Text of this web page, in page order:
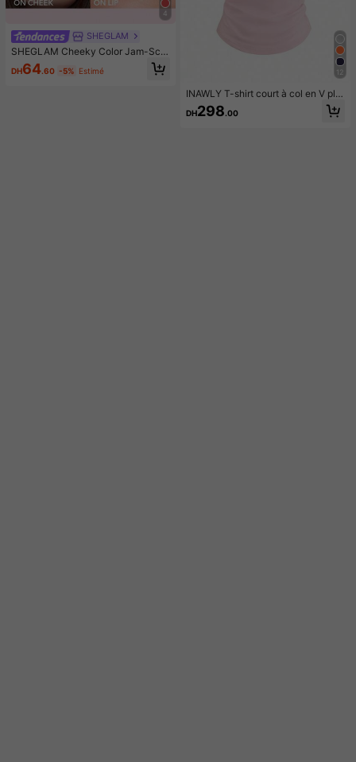
4
SHEGLAM
SHEGLAM Cheeky Color Jam-Scar
let Sunset Rouge Marque De Beaut
é CosméTique Maquillage Pour Fe
DH64.60 -5% Estimé 12
INAWLY T-shirt court à col en V plis
sé avec imprimé nœud pour femme
s
DH298.00